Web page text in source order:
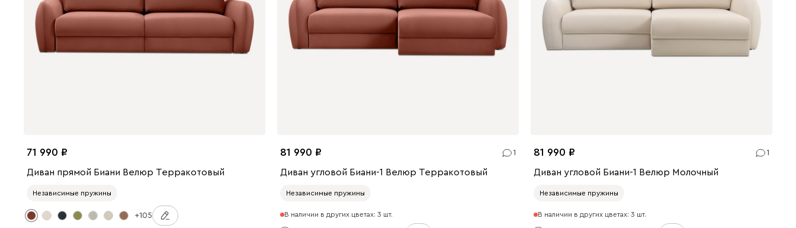
71 990
Диван прямой Биани Велюр Терракотовый
Независимые пружины
+105
81 990 1
Диван угловой Биани-1 Велюр Терракотовый
Независимые пружины
В наличии в других цветах: 3 шт.
81 990 1
Диван угловой Биани-1 Велюр Молочный
Независимые пружины
В наличии в других цветах: 3 шт.